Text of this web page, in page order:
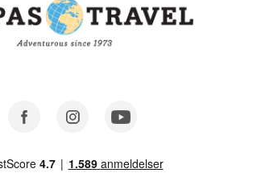
Facebook Instagram